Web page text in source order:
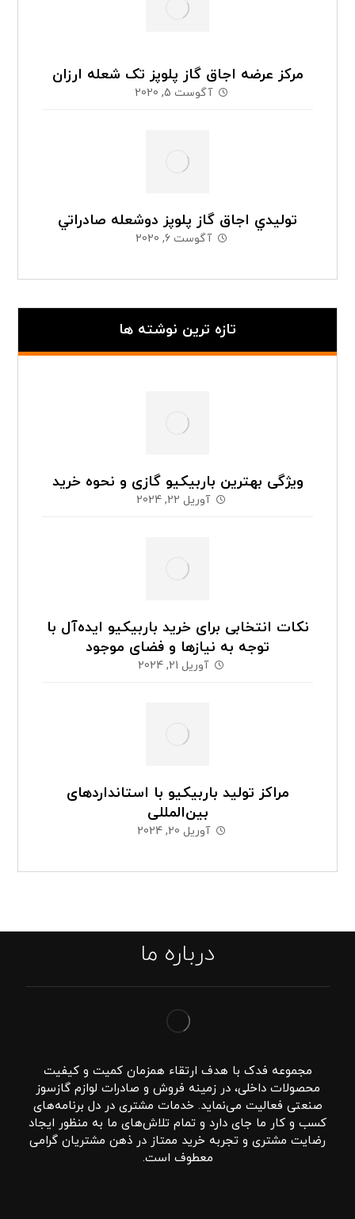
مرکز عرضه اجاق گاز پلوپز تک شعله ارزان
آگوست 5, 2020
توليدي اجاق گاز پلوپز دوشعله صادراتي
آگوست 6, 2020
تازه ترین نوشته ها
ویژگی بهترین باربیکیو گازی و نحوه خرید
آوریل 22, 2024
نکات انتخابی برای خرید باربیکیو ایده‌آل با
توجه به نیازها و فضای موجود
آوریل 21, 2024
مراکز تولید باربیکیو با استانداردهای
بین‌المللی
آوریل 20, 2024
درباره ما
مجموعه فدک با هدف ارتقاء همزمان کمیت و کیفیت
محصولات داخلی، در زمینه فروش و صادرات لوازم گازسوز
صنعتی فعالیت می‌نماید. خدمات مشتری در دل برنامه‌های
کسب و کار ما جای دارد و تمام تلاش‌های ما به منظور ایجاد
رضایت مشتری و تجربه خرید ممتاز در ذهن مشتریان گرامی
معطوف است.